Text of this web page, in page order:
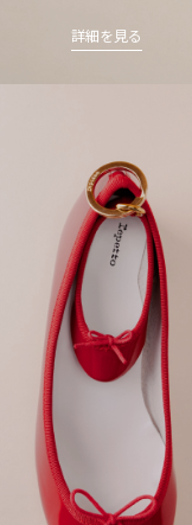
詳細を見る